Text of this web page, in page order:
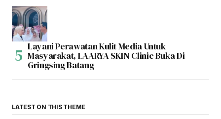
Layani Perawatan Kulit Media Untuk
Masyarakat, LAARYA SKIN Clinic Buka Di
Gringsing Batang
LATEST ON THIS THEME